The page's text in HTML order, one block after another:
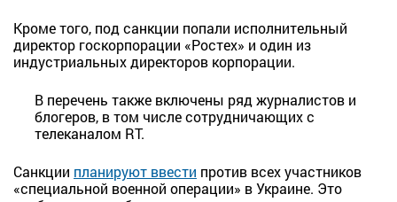
Кроме того, под санкции попали исполнительный
директор госкорпорации «Ростех» и один из
индустриальных директоров корпорации.
В перечень также включены ряд журналистов и
блогеров, в том числе сотрудничающих с
телеканалом RT.
Санкции планируют ввести против всех участников
«специальной военной операции» в Украине. Это